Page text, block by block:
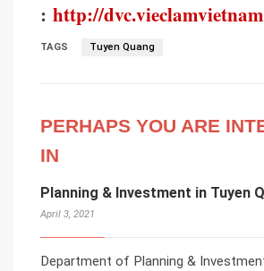
: http://
TAGS Tuyen Quang
PERHAPS YOU ARE
IN
Planning & Investment in Tuyen
April 3, 2021
Department of Planning &